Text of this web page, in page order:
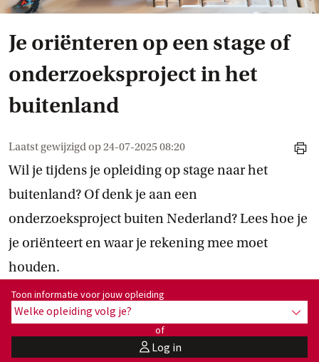
Je oriënteren op een stage of
onderzoeksproject in het
buitenland
Laatst gewijzigd op24-07-2025 08:20
print
Wil je tijdens je opleiding op stage naar het
buitenland? Of denk je aan een
onderzoeksproject buiten Nederland? Lees hoe je
je oriënteert en waar je rekening mee moet
houden.
Toon informatie voor opleiding:
Toon informatie voor jouw opleiding
Welke opleiding volg je? toon
of
userLog in